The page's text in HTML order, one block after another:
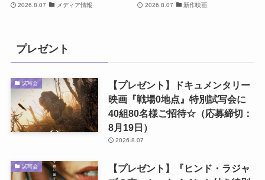
2026.8.07 メディア情報 2026.8.07 新作映画
プレゼント
試写会
【プレゼント】ドキュメンタリー
映画『戦場0地点』特別試写会に
40組80名様ご招待☆（応募締切：
8月19日）
2026.8.07
試写会
【プレゼント】『ヒンド・ラジャ